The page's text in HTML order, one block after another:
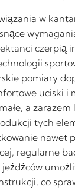
w
czerpią
pomiary
uciski i
a zarazem
tych
nawet
regularne
co